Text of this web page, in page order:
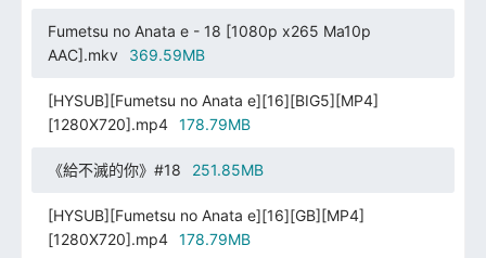
Fumetsu no Anata e - 18 [1080p x265 Ma10p
AAC].mkv
369.59MB
[HYSUB][Fumetsu no Anata e][16][BIG5][MP4]
[1280X720].mp4
178.79MB
《給不滅的你》#18 251.85MB
[HYSUB][Fumetsu no Anata e][16][GB][MP4]
[1280X720].mp4
178.79MB